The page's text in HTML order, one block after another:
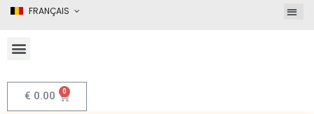
FRANÇAIS
€ 0.00